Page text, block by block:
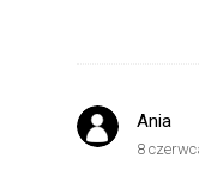
Ania
8